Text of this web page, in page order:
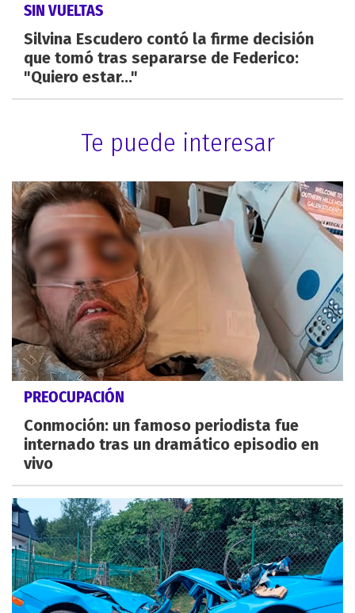
SIN VUELTAS
Silvina Escudero contó la firme decisión
que tomó tras separarse de Federico:
"Quiero estar..."
Te puede interesar
PREOCUPACIÓN
Conmoción: un famoso periodista fue
internado tras un dramático episodio en
vivo